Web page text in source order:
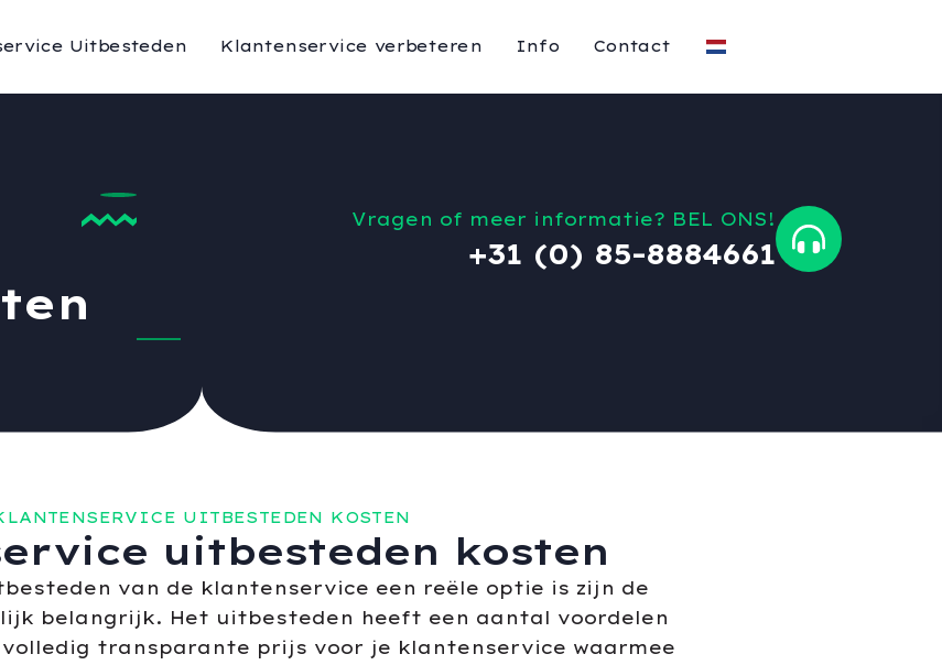
Uitbesteden Klantenservice verbeteren Info Contact
Vragen of meer informatie? BEL ONS!
+31 (0) 85-8884661
UITBESTEDEN KOSTEN
uitbesteden kosten
van de klantenservice een reële optie is zijn de
belangrijk. Het uitbesteden heeft een aantal voordelen
transparante prijs voor je klantenservice waarmee